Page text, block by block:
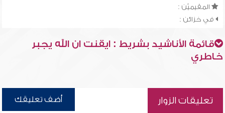
المقيميّن :
في خزائن :
قائمة الأناشيد بشريط : ايقنت ان الله يجبر
خاطري
تعليقات الزوار أضف تعليقك